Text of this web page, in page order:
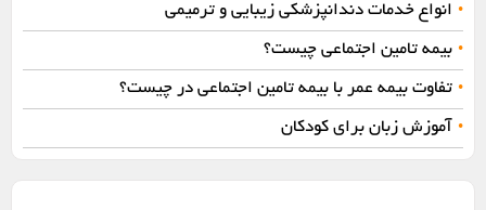
• انواع خدمات دندانپزشکی زیبایی و ترمیمی
• بیمه تامین اجتماعی چیست؟
• تفاوت بیمه عمر با بیمه تامین اجتماعی در چیست؟
• آموزش زبان برای کودکان